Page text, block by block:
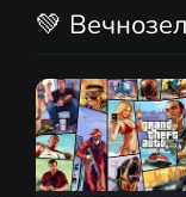
💚